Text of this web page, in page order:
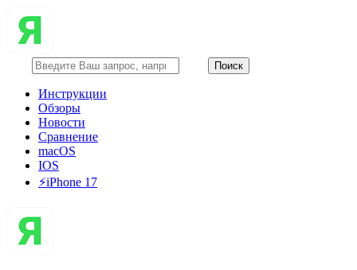
Инструкции
Обзоры
Новости
Сравнение
macOS
IOS
⚡️iPhone 17